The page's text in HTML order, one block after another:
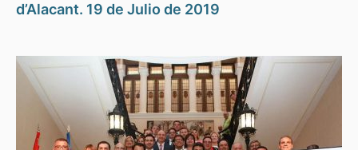
d’Alacant. 19 de Julio de 2019